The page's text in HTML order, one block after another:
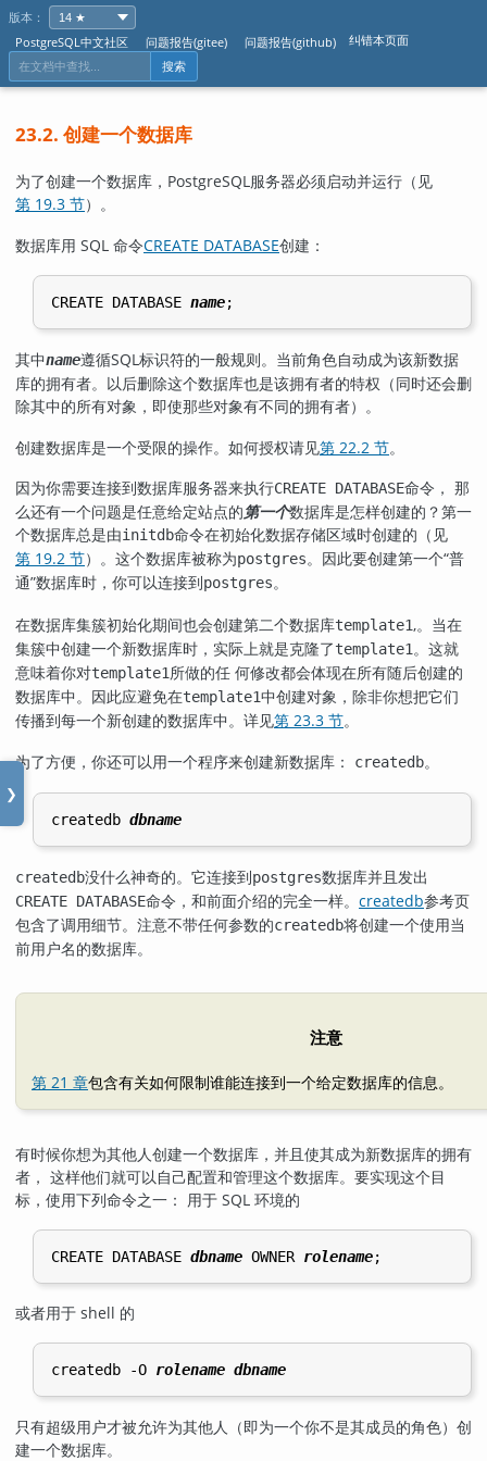
版本：
PostgreSQL中文社区
问题报告(gitee) 问题报告(github) 纠错本页面
搜索
❯
23.2. 创建一个数据库
为了创建一个数据库， PostgreSQL服务器必须启动并运行（见
第 19.3 节）。
数据库用 SQL 命令CREATE DATABASE创建：
CREATE DATABASE name
其中name遵循SQL标识符的一般规则。当前角色自动成为该新数据
库的拥有者。以后删除这个数据库也是该拥有者的特权（同时还会删
除其中的所有对象，即使那些对象有不同的拥有者）。
创建数据库是一个受限的操作。如何授权请见第 22.2 节。
因为你需要连接到数据库服务器来执行CREATE DATABASE命令， 那
么还有一个问题是任意给定站点的第一个数据库是怎样创建的？第一
个数据库总是由initdb命令在初始化数据存储区域时创建的（见
第 19.2 节）。这个数据库被称为postgres。因此要创建第一个“普
通”数据库时，你可以连接到postgres。
在数据库集簇初始化期间也会创建第二个数据库template1,。当在
集簇中创建一个新数据库时，实际上就是克隆了template1。这就
意味着你对template1所做的任 何修改都会体现在所有随后创建的
数据库中。因此应避免在template1中创建对象，除非你想把它们
传播到每一个新创建的数据库中。详见第 23.3 节。
为了方便，你还可以用一个程序来创建新数据库：
createdb。
createdb dbname
createdb没什么神奇的。它连接到postgres数据库并且发出
CREATE DATABASE命令，和前面介绍的完全一样。 createdb参考页
包含了调用细节。注意不带任何参数的createdb将创建一个使用当
前用户名的数据库。
注意
第 21 章包含有关如何限制谁能连接到一个给定数据库的信息。
有时候你想为其他人创建一个数据库，并且使其成为新数据库的拥有
者， 这样他们就可以自己配置和管理这个数据库。要实现这个目
标，使用下列命令之一： 用于 SQL 环境的
CREATE DATABASE dbname OWNER rolename
或者用于 shell 的
createdb -O rolename dbname
只有超级用户才被允许为其他人（即为一个你不是其成员的角色）创
建一个数据库。